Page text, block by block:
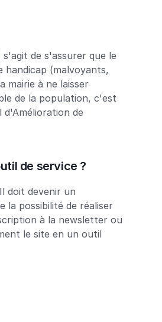
de s'assurer que le
handicap (malvoyants,
mairie à ne laisser
de la population, c'est
d'Amélioration de
de service ?
doit devenir un
la possibilité de réaliser
à la newsletter ou
le site en un outil